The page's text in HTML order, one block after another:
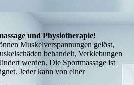
und Physiotherapie!
Muskelverspannungen gelöst,
behandelt, Verklebungen
werden. Die Sportmassage ist
Jeder kann von einer